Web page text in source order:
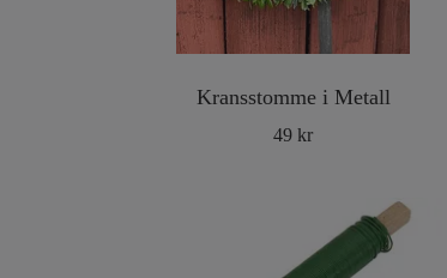
Kransstomme i Metall
49 kr